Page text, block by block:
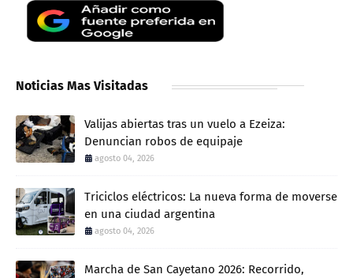
Noticias Mas Visitadas
Valijas abiertas tras un vuelo a Ezeiza:
Denuncian robos de equipaje
agosto 04, 2026
Triciclos eléctricos: La nueva forma de moverse
en una ciudad argentina
agosto 04, 2026
Marcha de San Cayetano 2026: Recorrido,